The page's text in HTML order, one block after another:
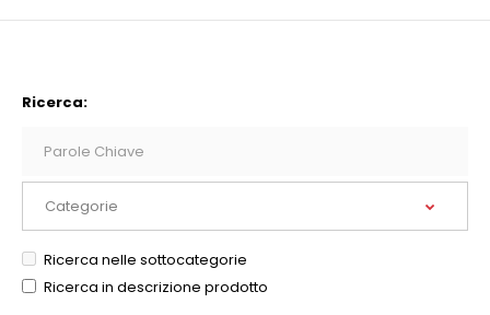
Ricerca:
Ricerca nelle sottocategorie
Ricerca in descrizione prodotto